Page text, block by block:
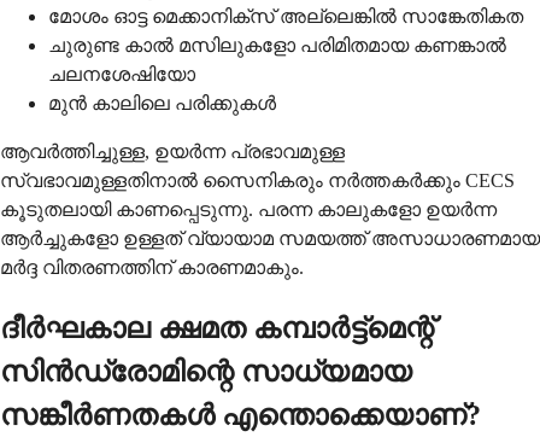
മോശം ഓട്ട മെക്കാനിക്സ് അല്ലെങ്കിൽ സാങ്കേതികത
ചുരുണ്ട കാൽ മസിലുകളോ പരിമിതമായ കണങ്കാൽ
ചലനശേഷിയോ
മുൻ കാലിലെ പരിക്കുകൾ
ആവർത്തിച്ചുള്ള, ഉയർന്ന പ്രഭാവമുള്ള
സ്വഭാവമുള്ളതിനാൽ സൈനികരും നർത്തകർക്കും CECS
കൂടുതലായി കാണപ്പെടുന്നു. പരന്ന കാലുകളോ ഉയർന്ന
ആർച്ചുകളോ ഉള്ളത് വ്യായാമ സമയത്ത് അസാധാരണമായ
മർദ്ദ വിതരണത്തിന് കാരണമാകും.
ദീർഘകാല ക്ഷമത കമ്പാർട്ട്മെന്റ്
സിൻഡ്രോമിന്റെ സാധ്യമായ
സങ്കീർണതകൾ എന്തൊക്കെയാണ്?